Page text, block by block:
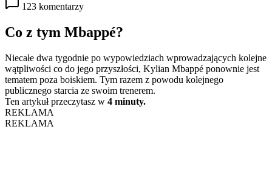
123 komentarzy
Co z tym Mbappé?
Niecałe dwa tygodnie po wypowiedziach wprowadzających kolejne
wątpliwości co do jego przyszłości, Kylian Mbappé ponownie jest
tematem poza boiskiem. Tym razem z powodu kolejnego
publicznego starcia ze swoim trenerem.
Ten artykuł przeczytasz w 4 minuty.
REKLAMA
REKLAMA